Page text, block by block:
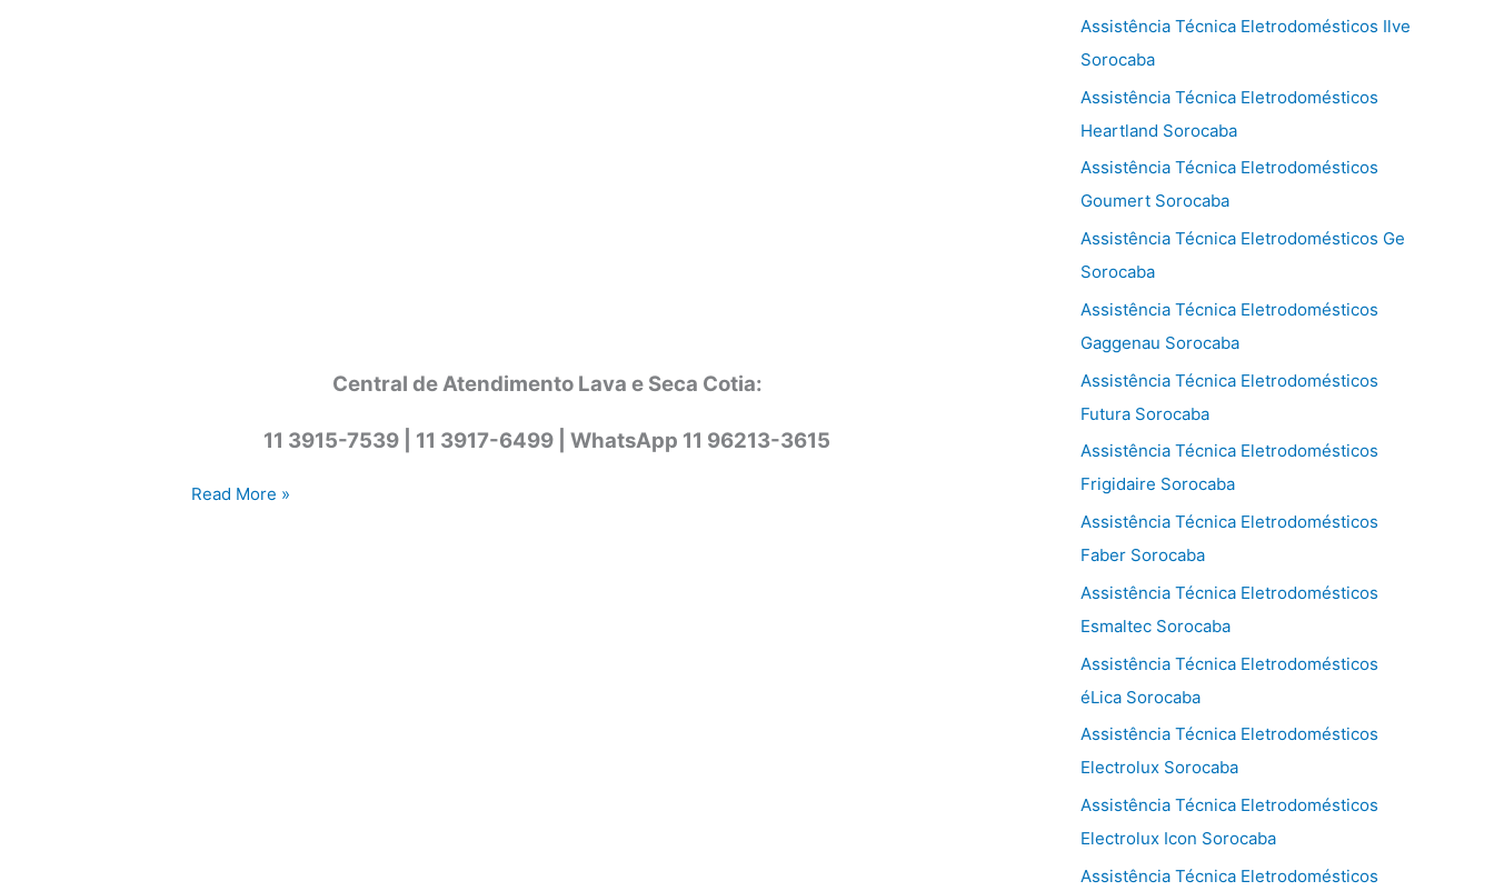
Central de Atendimento Lava e Seca Cotia:
11 3915-7539 | 11 3917-6499 | WhatsApp 11 96213-3615
Assistência
Read More »
Assistência Técnica Eletrodomésticos Ilve
Sorocaba
Assistência Técnica Eletrodomésticos
Heartland Sorocaba
Assistência Técnica Eletrodomésticos
Goumert Sorocaba
Assistência Técnica Eletrodomésticos Ge
Sorocaba
Assistência Técnica Eletrodomésticos
Gaggenau Sorocaba
Assistência Técnica Eletrodomésticos
Futura Sorocaba
Assistência Técnica Eletrodomésticos
Frigidaire Sorocaba
Assistência Técnica Eletrodomésticos
Faber Sorocaba
Assistência Técnica Eletrodomésticos
Esmaltec Sorocaba
Assistência Técnica Eletrodomésticos
éLica Sorocaba
Assistência Técnica Eletrodomésticos
Electrolux Sorocaba
Assistência Técnica Eletrodomésticos
Electrolux Icon Sorocaba
Assistência Técnica Eletrodomésticos